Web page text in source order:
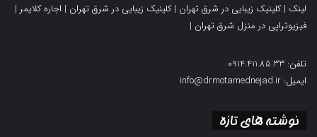
لینک |کلینیک زیبایی در شرق تهران |کلینیک زیبایی در شرق تهران | اجاره کلایمر |
فیزیوتراپی در منزل شرق تهران |
تلفن: 0914.411.85.33
ایمیل: info@drmotamednejad.ir
نوشته های تازه